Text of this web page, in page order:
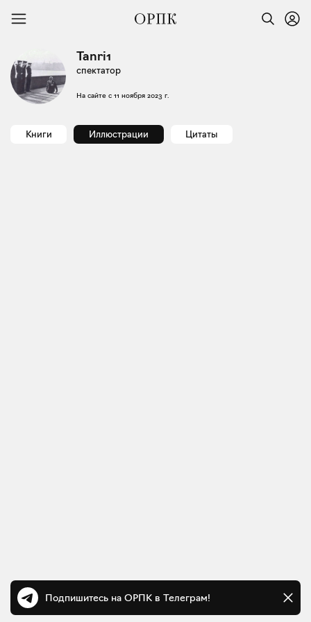
Tanri1
спектатор
На сайте с 11 ноября 2023 г.
Книги Иллюстрации Цитаты
Подпишитесь на ОРПК в Телеграм!